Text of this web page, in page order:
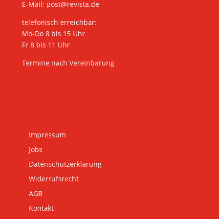
E-Mail: post@revista.de
telefonisch erreichbar:
Mo-Do 8 bis 15 Uhr
Fr 8 bis 11 Uhr
Termine nach Vereinbarung
Impressum
Jobs
Datenschutzerklärung
Widerrufsrecht
AGB
Kontakt